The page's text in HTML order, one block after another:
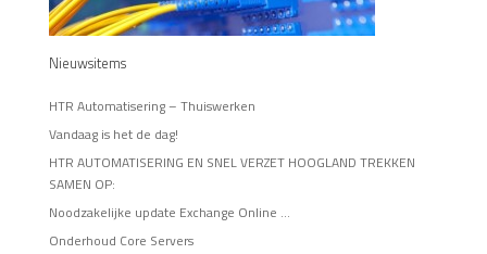
Nieuwsitems
HTR Automatisering – Thuiswerken
Vandaag is het de dag!
HTR AUTOMATISERING EN SNEL VERZET HOOGLAND TREKKEN
SAMEN OP:
Noodzakelijke update Exchange Online …
Onderhoud Core Servers